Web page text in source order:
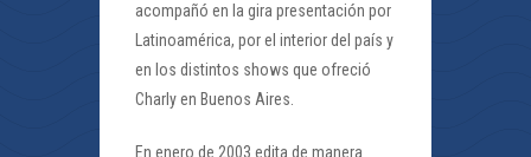
acompañó en la gira presentación por
Latinoamérica, por el interior del país y
en los distintos shows que ofreció
Charly en Buenos Aires.
En enero de 2003 edita de manera